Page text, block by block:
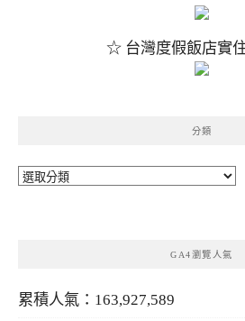
☆ 台灣度假飯店實
分類
分
GA4瀏覽人氣
累積人氣：163,927,589